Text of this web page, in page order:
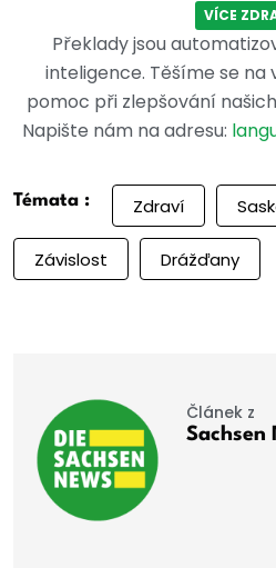
VÍCE
Překlady jsou
inteligence. Těšíme se na
pomoc při zlepšování
Napište nám na adresu:
Témata : Zdraví
Závislost Drážďany
Článek z
Sachsen